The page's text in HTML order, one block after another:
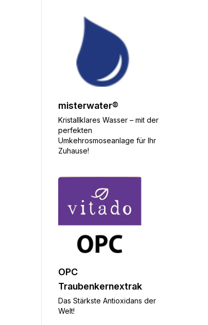
misterwater®
Kristallklares Wasser – mit der
perfekten
Umkehrosmoseanlage für Ihr
Zuhause!
OPC
Traubenkernextrak
Das Stärkste Antioxidans der
Welt!